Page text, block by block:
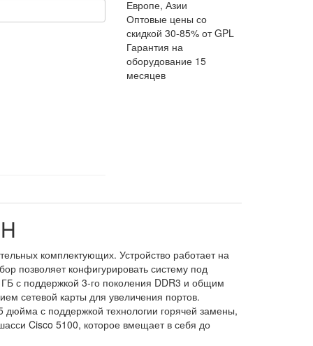
Европе, Азии
Оптовые цены со
скидкой 30-85% от GPL
Гарантия на
оборудование 15
месяцев
комплектующих. Устройство работает на
позволяет конфигурировать систему под
с поддержкой 3-го поколения DDR3 и общим
сетевой карты для увеличения портов.
дюйма с поддержкой технологии горячей замены,
Cisco 5100, которое вмещает в себя до